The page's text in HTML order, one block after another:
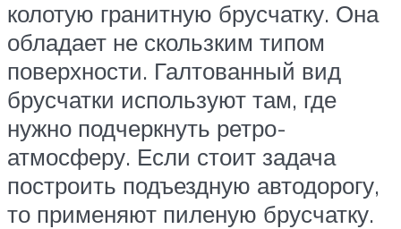
колотую гранитную брусчатку. Она
обладает не скользким типом
поверхности. Галтованный вид
брусчатки используют там, где
нужно подчеркнуть ретро-
атмосферу. Если стоит задача
построить подъездную автодорогу,
то применяют пиленую брусчатку.